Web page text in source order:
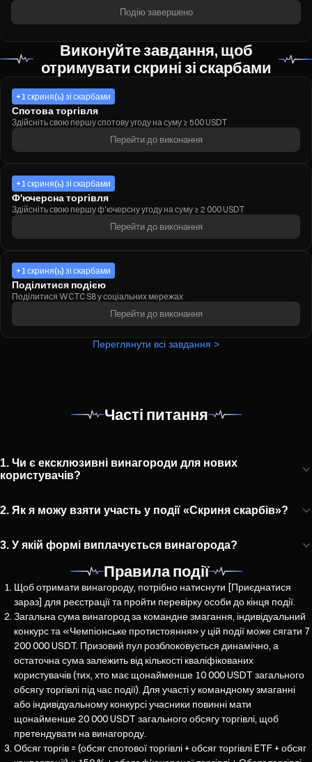
Подію завершено
Виконуйте завдання, щоб
отримувати скрині зі скарбами
+1 скриня(ь) зі скарбами
Спотова торгівля
Здійсніть свою першу спотову угоду на суму ≥ 500 USDT
Перейти до виконання
+1 скриня(ь) зі скарбами
Ф'ючерсна торгівля
Здійсніть свою першу ф'ючерсну угоду на суму ≥ 2 000 USDT
Перейти до виконання
+1 скриня(ь) зі скарбами
Поділитися подією
Поділитися WCTC S8 у соціальних мережах
Перейти до виконання
Переглянути всі завдання >
Часті питання
1. Чи є ексклюзивні винагороди для нових
користувачів?
2. Як я можу взяти участь у події «Скриня скарбів»?
3. У якій формі виплачується винагорода?
Правила події
Щоб отримати винагороду, потрібно натиснути [Приєднатися
зараз] для реєстрації та пройти перевірку особи до кінця події.
Загальна сума винагород за командне змагання, індивідуальний
конкурс та «Чемпіонське протистояння» у цій події може сягати 7
200 000 USDT. Призовий пул розблоковується динамічно, а
остаточна сума залежить від кількості кваліфікованих
користувачів (тих, хто має щонайменше 10 000 USDT загального
обсягу торгівлі під час події). Для участі у командному змаганні
або індивідуальному конкурсі учасники повинні мати
щонайменше 20 000 USDT загального обсягу торгівлі, щоб
претендувати на винагороду.
Обсяг торгів = (обсяг спотової торгівлі + обсяг торгівлі ETF + обсяг